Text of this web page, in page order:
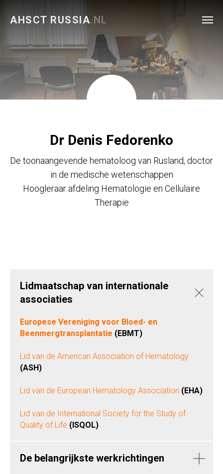
AHSCT RUSSIA.NL
Dr Denis Fedorenko
De toonaangevende hematoloog van Rusland, doctor
in de medische wetenschappen
Hoogleraar afdeling Hematologie en Cellulaire
Therapie
Lidmaatschap van internationale
associaties
Europese Vereniging voor Bloed- en
Beenmergtransplantatie (EBMT)
Lid van de American Association of Hematology
(ASH)
Lid van de European Hematology Association (EHA)
Lid van de International Society for the Study of
Quality of Life (ISQOL)
De belangrijkste werkrichtingen